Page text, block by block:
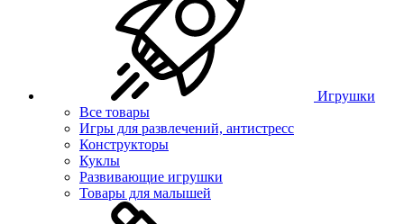
Игрушки
Все товары
Игры для развлечений, антистресс
Конструкторы
Куклы
Развивающие игрушки
Товары для малышей